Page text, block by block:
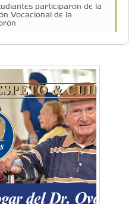
participaron de la
Vocacional de la
Conocé la historia del
luna hacia la que viaja
casi cuatro décadas de
con una premisa que
inauguró "El Banquito de
cultural de la Casa